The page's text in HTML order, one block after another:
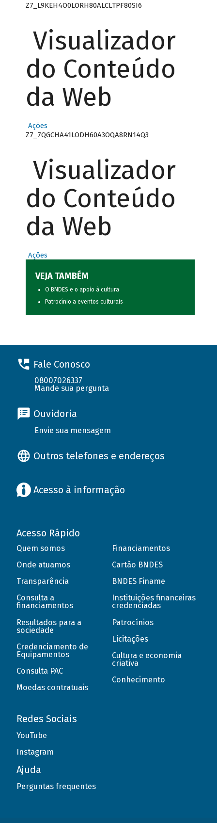
Z7_L9KEH4O0LORH80ALCLTPF80SI6
Visualizador
do Conteúdo
da Web
Ações
Z7_7QGCHA41LODH60A3OQA8RN14Q3
Visualizador
do Conteúdo
da Web
Ações
VEJA TAMBÉM
O BNDES e o apoio à cultura
Patrocínio a eventos culturais
Fale Conosco
08007026337
Mande sua pergunta
Ouvidoria
Envie sua mensagem
Outros telefones e endereços
Acesso à informação
Acesso Rápido
Quem somos
Onde atuamos
Transparência
Consulta a
financiamentos
Resultados para a
sociedade
Credenciamento de
Equipamentos
Consulta PAC
Moedas contratuais
Financiamentos
Cartão BNDES
BNDES Finame
Instituições financeiras
credenciadas
Patrocínios
Licitações
Cultura e economia
criativa
Conhecimento
Redes Sociais
YouTube
Instagram
Ajuda
Perguntas frequentes